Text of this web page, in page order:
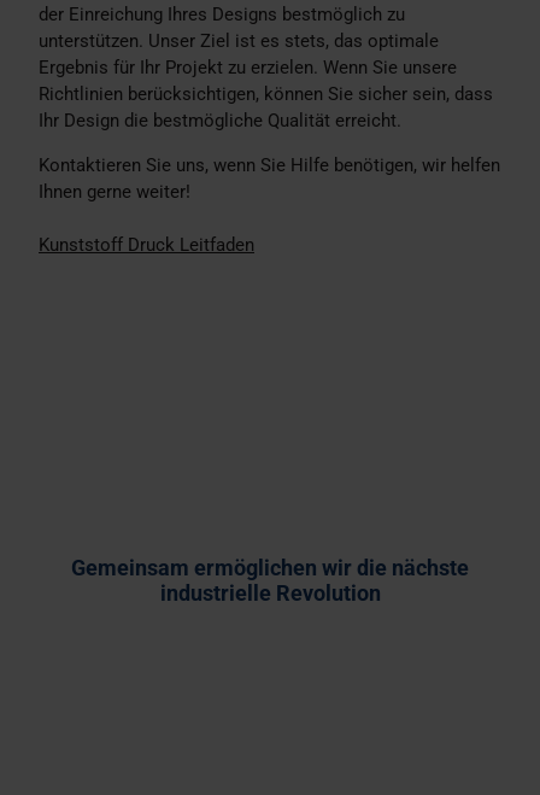
der Einreichung Ihres Designs bestmöglich zu
unterstützen. Unser Ziel ist es stets, das optimale
Ergebnis für Ihr Projekt zu erzielen. Wenn Sie unsere
Richtlinien berücksichtigen, können Sie sicher sein, dass
Ihr Design die bestmögliche Qualität erreicht.
Kontaktieren Sie uns, wenn Sie Hilfe benötigen, wir helfen
Ihnen gerne weiter!
Kunststoff Druck Leitfaden
Gemeinsam ermöglichen wir die nächste
industrielle Revolution